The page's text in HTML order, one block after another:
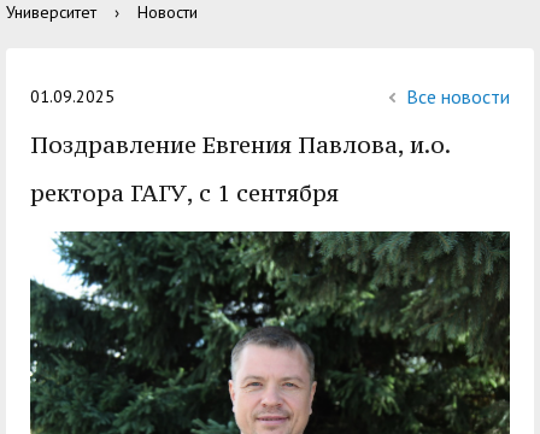
организация высшей
обучающихся ГАГУ
Образовательный
модуль «Обучение
Информация о
предоставлении
отпуска обучающимся
Университет › Новости
01.09.2025 Все новости
Поздравление Евгения Павлова, и.о.
ректора ГАГУ, с 1 сентября